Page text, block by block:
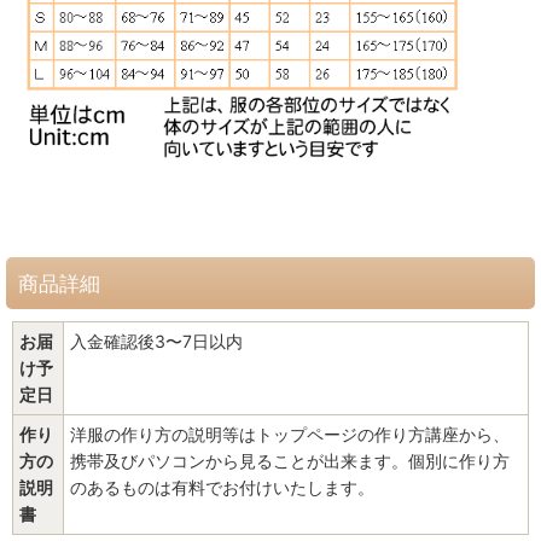
商品詳細
お届
け予
定日
入金確認後3〜7日以内
作り
方の
説明
書
洋服の作り方の説明等はトップページの作り方講座から、
携帯及びパソコンから見ることが出来ます。個別に作り方
のあるものは有料でお付けいたします。